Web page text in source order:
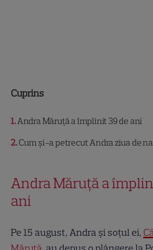
Cuprins
1 Andra Măruță a împlinit 39 de ani
2 Cum și-a petrecut Andra ziua de
Andra Măruță a
ani
Pe 15 august, Andra și soțul ei,